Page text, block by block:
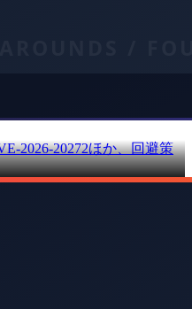
2026-20272ほか、回避策